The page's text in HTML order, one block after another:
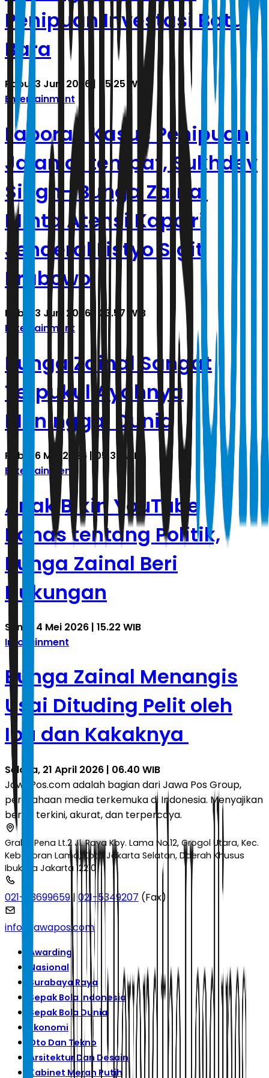
Penipuan Investasi Batu
Bara
Rabu, 3 Juni 2026 | 05.25 WIB
Entertainment
Laporan Kasus Penipuan
Jalan di tempat, Sukhdev
Singh- Bunga Zainal
Minta Atensi Kapolri
Jenderal Listyo Sigit
Prabowo
Rabu, 3 Juni 2026 | 03.57 WIB
Entertainment
Bunga Zainal Sangat
Terpukul Ayahnya
Meninggal Dunia
Rabu, 6 Mei 2026 | 05.32 WIB
Entertainment
Anak Bikin YouTube
Bahas tentang Politik,
Bunga Zainal Beri
Dukungan
Senin, 4 Mei 2026 | 15.22 WIB
Infotainment
Bunga Zainal Menangis
Usai Dituding Pelit oleh
Ibu dan Kakaknya
Selasa, 21 April 2026 | 06.40 WIB
JawaPos.com adalah bagian dari Jawa Pos Group,
perusahaan media terkemuka di Indonesia. Menyajikan
berita terkini, akurat, dan terpercaya.
Graha Pena Lt.2 Jl. Raya Kby. Lama No.12, Grogol Utara, Kec.
Kebayoran Lama, Kota Jakarta Selatan, Daerah Khusus
Ibukota Jakarta 12210
021-53699659| 021-5349207 (Fax)
info@jawapos.com
Awarding
Nasional
Surabaya Raya
Sepak Bola Indonesia
Sepak Bola Dunia
Ekonomi
Oto Dan Tekno
Arsitektur Dan Desain
Kabinet Merah Putih